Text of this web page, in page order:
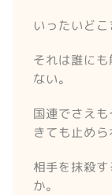
いったいどこ
それは誰に
ない。
国連でさえ
きても止めら
相手を抹殺
か。